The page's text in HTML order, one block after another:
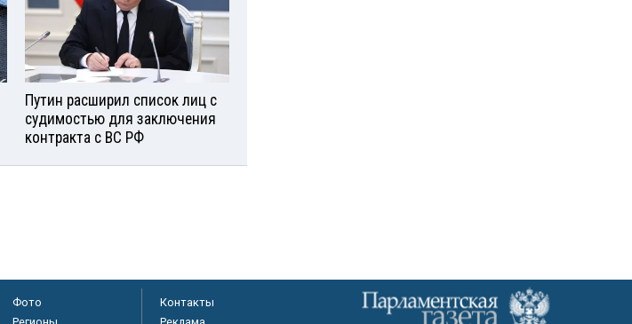
Путин расширил список лиц с
судимостью для заключения
контракта с ВС РФ
Фото
Контакты